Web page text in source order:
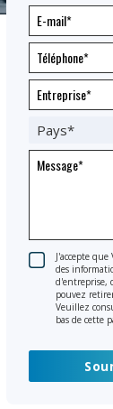
J'accepte
des
d'entreprise,
pouvez
Veuillez
bas de cette